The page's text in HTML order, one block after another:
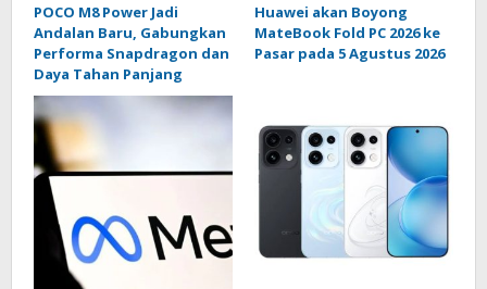
POCO M8 Power Jadi
Andalan Baru, Gabungkan
Performa Snapdragon dan
Daya Tahan Panjang
Huawei akan Boyong
MateBook Fold PC 2026 ke
Pasar pada 5 Agustus 2026